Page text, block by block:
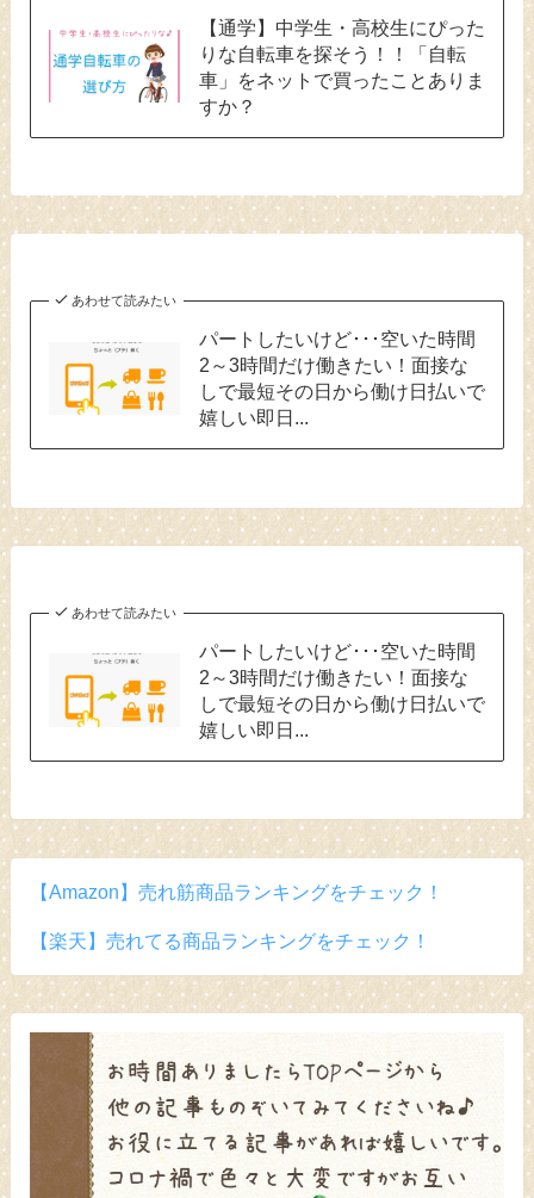
【通学】中学生・高校生にぴった
りな自転車を探そう！！「自転
車」をネットで買ったことありま
すか？
あわせて読みたい
パートしたいけど･･･空いた時間
2～3時間だけ働きたい！面接な
しで最短その日から働け日払いで
嬉しい即日...
あわせて読みたい
パートしたいけど･･･空いた時間
2～3時間だけ働きたい！面接な
しで最短その日から働け日払いで
嬉しい即日...
【Amazon】売れ筋商品ランキングをチェック！
【楽天】売れてる商品ランキングをチェック！